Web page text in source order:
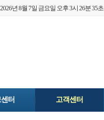
2026년 8월 7일 금요일 오후 3시 26분 35초
터 고객센터